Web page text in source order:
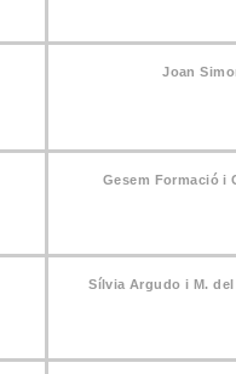
Joan
Gesem Formació i
Sílvia Argudo i M.